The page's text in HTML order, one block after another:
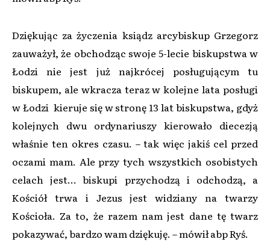
Dziękując za życzenia ksiądz arcybiskup Grzegorz
zauważył, że obchodząc swoje 5-lecie biskupstwa w
Łodzi nie jest już najkrócej posługującym tu
biskupem, ale wkracza teraz w kolejne lata posługi
w Łodzi kieruje się w stronę 13 lat biskupstwa, gdyż
kolejnych dwu ordynariuszy kierowało diecezją
właśnie ten okres czasu. – tak więc jakiś cel przed
oczami mam. Ale przy tych wszystkich osobistych
celach jest… biskupi przychodzą i odchodzą, a
Kościół trwa i Jezus jest widziany na twarzy
Kościoła. Za to, że razem nam jest dane tę twarz
pokazywać, bardzo wam dziękuję. – mówił abp Ryś.